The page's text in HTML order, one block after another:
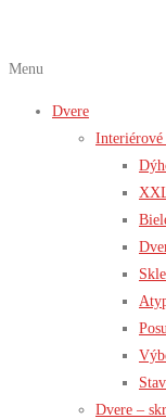
Menu
Dvere
Interiérové
Dvere –